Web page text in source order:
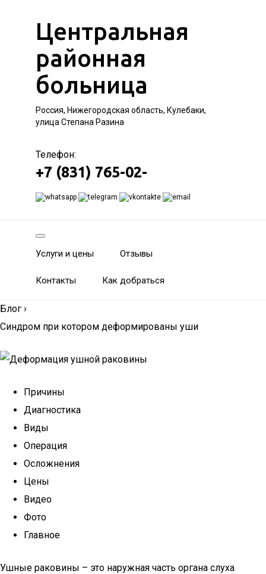
Центральная
районная
больница
Россия, Нижегородская область, Кулебаки,
улица Степана Разина
Телефон:
+7 (831) 765-02-
Услуги и цены Отзывы
Контакты Как добраться
Блог ›
Синдром при котором деформированы уши
Причины
Диагностика
Виды
Операция
Осложнения
Цены
Видео
Фото
Главное
Ушные раковины – это наружная часть органа слуха